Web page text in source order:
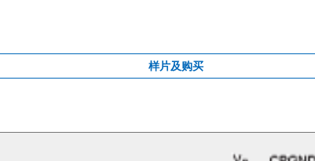
样片及购买